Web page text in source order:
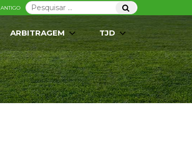
Pesquisar
por:
Pesquisar
ANTIGO
ARBITRAGEM TJD